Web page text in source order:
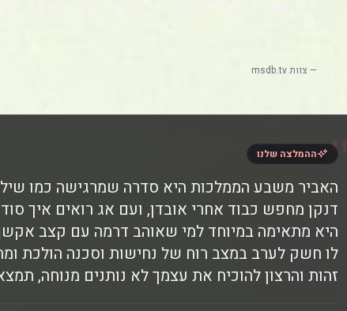
— צוות msdb.tv
" ההמלצה שלנו
האביר משבע הממלכות היא סדרה שמרגישה כמו
דנקן מחפש כבוד אחרי אובדן, ועם אג רואים איך
היא מתאימה במיוחד למי שאוהב דרמה עם קצב
לו חשק לערב במצב רוח של נחישות וסכנה הולכת
זהות והרצון להוכיח את עצמך לא נותנים מנוחה,